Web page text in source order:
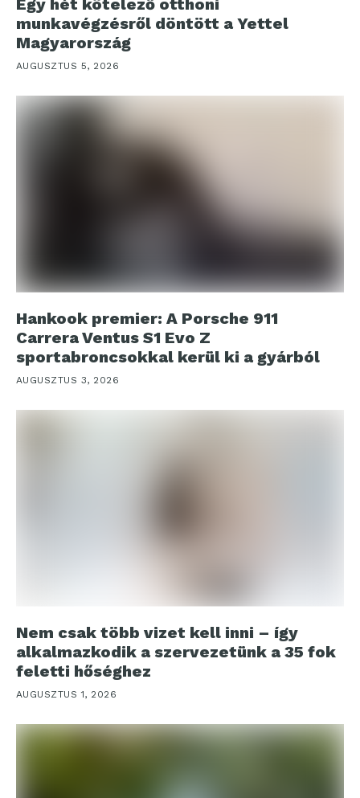
Egy hét kötelező otthoni
munkavégzésről döntött a Yettel
Magyarország
AUGUSZTUS 5, 2026
Hankook premier: A Porsche 911
Carrera Ventus S1 Evo Z
sportabroncsokkal kerül ki a gyárból
AUGUSZTUS 3, 2026
Nem csak több vizet kell inni – így
alkalmazkodik a szervezetünk a 35 fok
feletti hőséghez
AUGUSZTUS 1, 2026